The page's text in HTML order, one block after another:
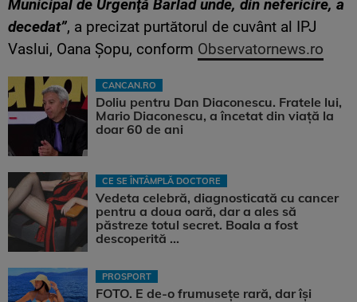
Municipal de Urgenţă Bârlad unde, din nefericire, a
decedat”, a precizat purtătorul de cuvânt al IPJ
Vaslui, Oana Şopu, conform Observatornews.ro
CANCAN.RO
Doliu pentru Dan Diaconescu. Fratele lui,
Mario Diaconescu, a încetat din viață la
doar 60 de ani
CE SE ÎNTÂMPLĂ DOCTORE
Vedeta celebră, diagnosticată cu cancer
pentru a doua oară, dar a ales să
păstreze totul secret. Boala a fost
descoperită ...
PROSPORT
FOTO. E de-o frumusețe rară, dar își